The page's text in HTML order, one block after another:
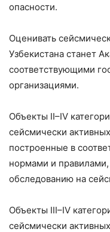
опасности.
Оценивать
Узбекистана станет
соответствующими
организациями.
Объекты II–IV
сейсмически
построенные в
нормами и
обследованию на
Объекты III–IV
сейсмически